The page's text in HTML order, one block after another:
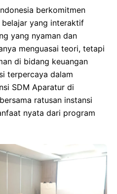
berkomitmen
belajar yang interaktif
yang nyaman dan
menguasai teori, tetapi
di bidang keuangan
terpercaya dalam
SDM Aparatur di
ratusan instansi
nyata dari program